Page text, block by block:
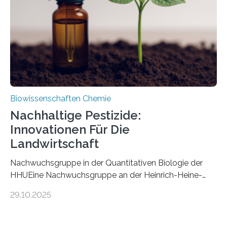
fossile Nachweis einer Stechmückenlarve in Bernstein
stellt gleichzeitig den ersten Fossilfund einer
Mückenlarve aus dem Mesozoikum dar, denn…
Biowissenschaften Chemie
Nachhaltige Pestizide:
Innovationen Für Die
Landwirtschaft
Nachwuchsgruppe in der Quantitativen Biologie der
HHUEine Nachwuchsgruppe an der Heinrich-Heine-
fünf Jahren erforschen, wie Bakterien auf
29.10.2025